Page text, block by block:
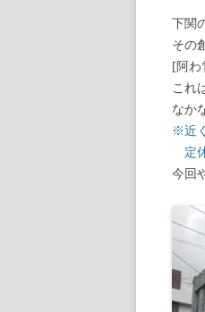
下関
その
[阿わ
これ
なか
※近
定
今回